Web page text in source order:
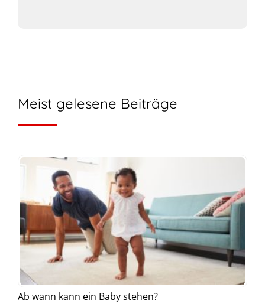
Meist gelesene Beiträge
Ab wann kann ein Baby stehen?